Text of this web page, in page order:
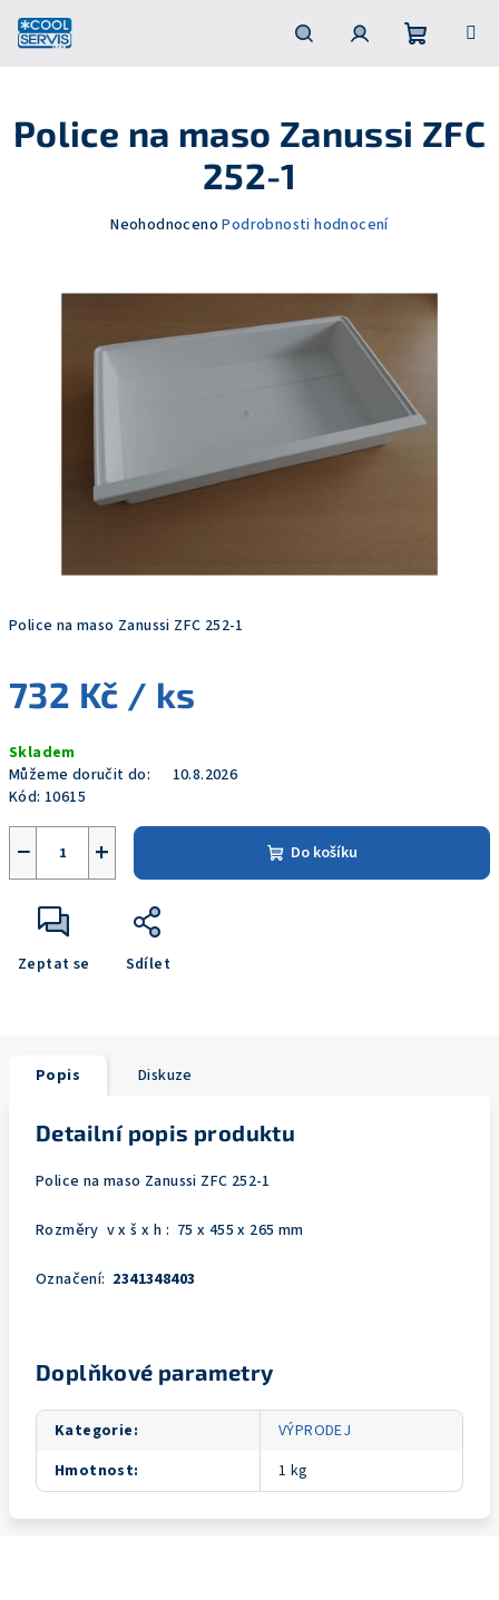
obsah
košík
Police na maso Zanussi ZFC 252-1
732 Kč / ks
cena:
Skladem
Můžeme doručit do:
10.8.2026
Kód: 10615
+
− Do košíku
Zeptat se Sdílet
Police na maso Zanussi ZFC
252-1
Průměrné
je
5
Neohodnoceno Podrobnosti hodnocení
Popis Diskuze
Detailní popis produktu
Police na maso Zanussi ZFC 252-1
Rozměry v x š x h : 75 x 455 x 265 mm
Označení: 2341348403
Doplňkové parametry
Kategorie:
VÝPRODEJ
Hmotnost: 1 kg